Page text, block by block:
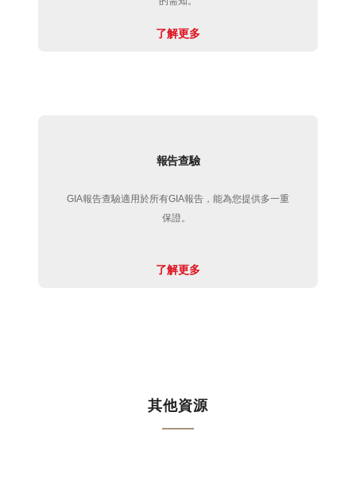
了解更多
報告查驗
GIA報告查驗適用於所有GIA報告，能為您提供多一重
保證。
了解更多
其他資源